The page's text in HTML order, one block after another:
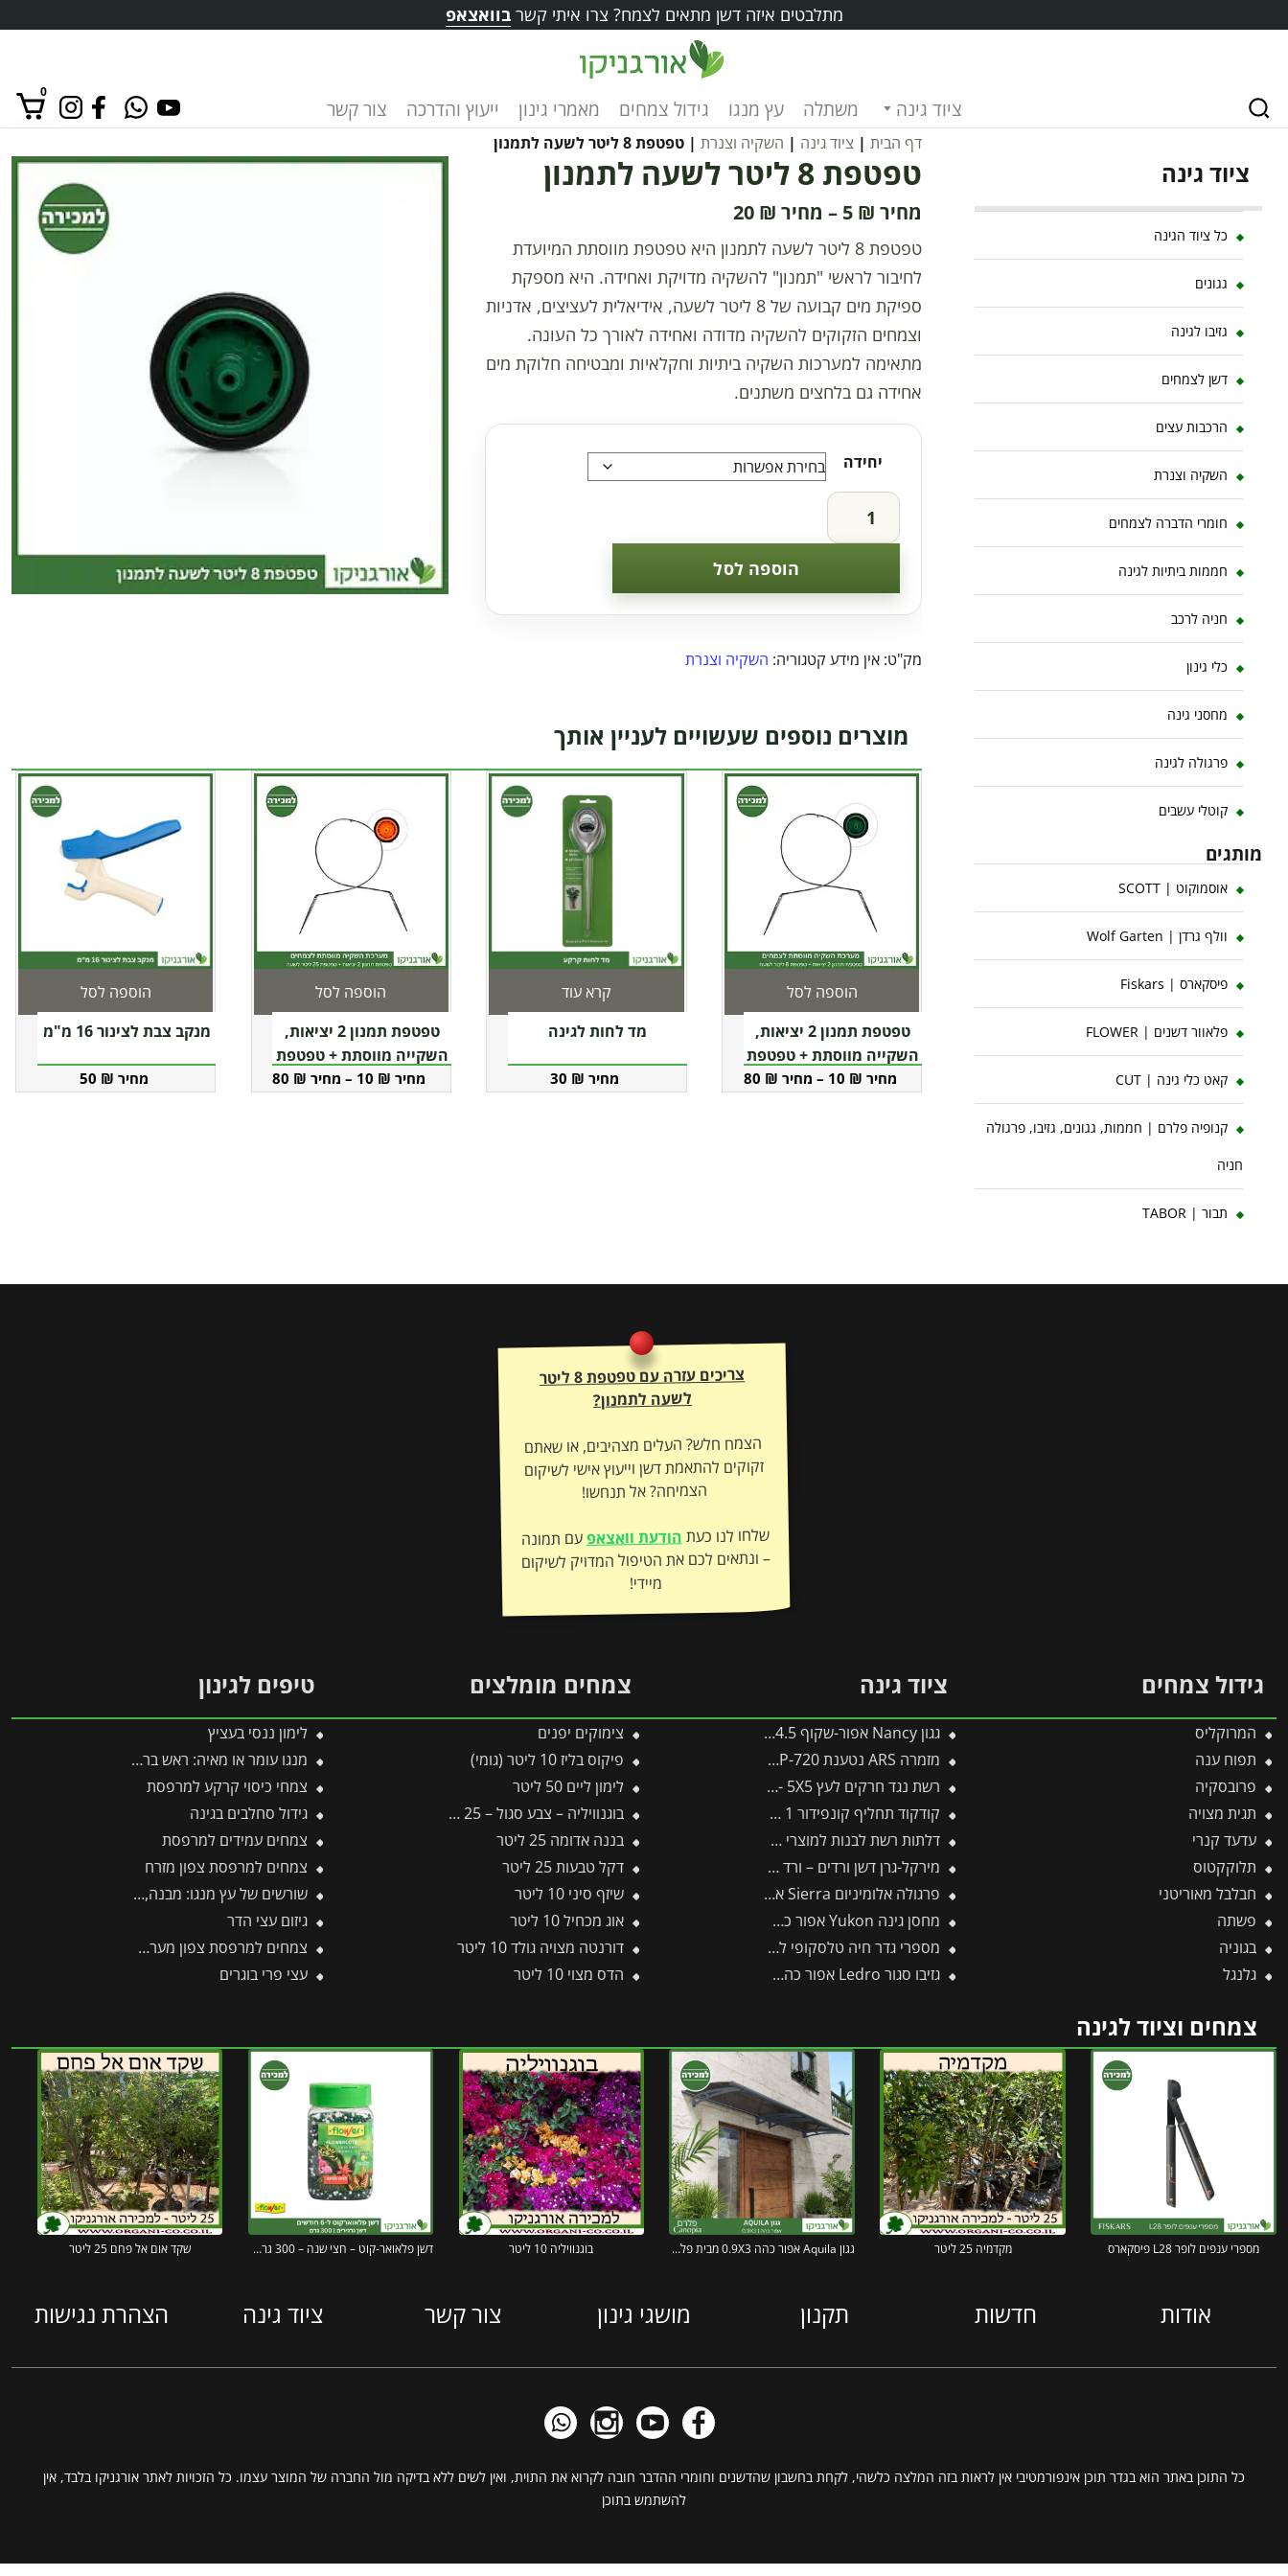
מתלבטים איזה דשן מתאים לצמח? צרו איתי קשרבוואצאפ
ציוד גינה משתלה עץ מנגו גידול צמחים מאמרי גינון ייעוץ והדרכה צור קשר
0
אין מוצרים בסל הקניות.
דף הבית| ציוד גינה | השקיה וצנרת| טפטפת 8 ליטר לשעה לתמנון
טפטפת 8 ליטר לשעה לתמנון
5 ₪
–
20 ₪
טפטפת 8 ליטר לשעה לתמנון היא טפטפת מווסתת המיועדת
לחיבור לראשי "תמנון" להשקיה מדויקת ואחידה. היא מספקת
ספיקת מים קבועה של 8 ליטר לשעה, אידיאלית לעציצים, אדניות
וצמחים הזקוקים להשקיה מדודה ואחידה לאורך כל העונה.
מתאימה למערכות השקיה ביתיות וחקלאיות ומבטיחה חלוקת מים
אחידה גם בלחצים משתנים.
יחידה
של
טפטפת
הוספה לסל
מק"ט: אין מידע קטגוריה: השקיה וצנרת
מוצרים נוספים שעשויים לעניין אותך
טפטפת תמנון 2 יציאות,
השקייה מווסתת + טפטפת
8 ליטר לשעה
10 ₪
–
80 ₪
הוספה לסל
למוצר
זה
מד לחות לגינה
30 ₪
קרא עוד
טפטפת תמנון 2 יציאות,
השקייה מווסתת + טפטפת
25 ליטר לשעה
10 ₪
–
80 ₪
הוספה לסל
למוצר
זה
מנקב צבת לצינור 16 מ"מ
50 ₪
הוספה לסל
ציוד גינה
כל ציוד הגינה
גגונים
גזיבו לגינה
דשן לצמחים
הרכבות עצים
השקיה וצנרת
חומרי הדברה לצמחים
חממות ביתיות לגינה
חניה לרכב
כלי גינון
מחסני גינה
פרגולה לגינה
קוטלי עשבים
מותגים
אוסמוקוט | SCOTT
וולף גרדן | Wolf Garten
פיסקארס | Fiskars
פלאוור דשנים | FLOWER
קאט כלי גינה | CUT
קנופיה פלרם | חממות, גגונים, גזיבו, פרגולה
חניה
תבור | TABOR
צריכים עזרה עם טפטפת 8 ליטר
לשעה לתמנון?
הצמח חלש? העלים מצהיבים, או שאתם
זקוקים להתאמת דשן וייעוץ אישי לשיקום
הצמיחה? אל תנחשו!
שלחו לנו כעתהודעת וואצאפעם תמונה
– ונתאים לכם את הטיפול המדויק לשיקום
מיידי!
גידול צמחים
המרוקליס
תפוח ענה
פרובסקיה
תגית מצויה
עדעד קנרי
תלוקקטוס
חבלבל מאוריטני
פשתה
בגוניה
גלנגל
ציוד גינה
גגון Nancy אפור-שקוף 0.9X4.5 עיצוב מודרני מבית פלרם – Canopia
מזמרה ARS נטענת V14.4 EP-720 -תבור
רשת נגד חרקים לעץ 5X5 -תבור
קודקוד תחליף קונפידור 1 ליטר (תפזול)
דלתות רשת לבנות למוצרי פלרם – Canopia
מירקל-גרן דשן ורדים – ורד – 18-24-16
פרגולה אלומיניום Sierra אפורה 3X7.4 מבית פלרם – Canopia
מחסן גינה Yukon אפור כהה 3.3X2.7 מבית פלרם – קנופיה
מספרי גדר חיה טלסקופי להב גלי 212-B -תבור
גזיבו סגור Ledro אפור כהה 3X3 מבית פלרם – Canopia
צמחים מומלצים
צימוקים יפנים
פיקוס בליז 10 ליטר (גומי)
לימון ליים 50 ליטר
בוגנוויליה – צבע סגול – 25 ליטר
בננה אדומה 25 ליטר
דקל טבעות 25 ליטר
שיזף סיני 10 ליטר
אוג מכחיל 10 ליטר
דורנטה מצויה גולד 10 ליטר
הדס מצוי 10 ליטר
טיפים לגינון
לימון ננסי בעציץ
מנגו עומר או מאיה: ראש בראש – מי מהם עדיף לגדל בגינה?
צמחי כיסוי קרקע למרפסת
גידול סחלבים בגינה
צמחים עמידים למרפסת
צמחים למרפסת צפון מזרח
שורשים של עץ מנגו: מבנה, עומק והסוד למערכת שורשים בריאה ויציבה
גיזום עצי הדר
צמחים למרפסת צפון מערבית
עצי פרי בוגרים
צמחים וציוד לגינה
מספרי ענפים לופר L28 פיסקארס מקדמיה 25 ליטר גגון Aquila אפור כהה 0.9X3 מבית פלרם – Canopia בוגנוויליה 10 ליטר דשן פלאואר-קוט – חצי שנה – 300 גרם – FLOWER שקד אום אל פחם 25 ליטר
אודות חדשות תקנון מושגי גינון צור קשר ציוד גינה הצהרת נגישות
כל התוכן באתר הוא בגדר תוכן אינפורמטיבי אין לראות בזה המלצה כלשהי, לקחת בחשבון שהדשנים וחומרי ההדבר חובה לקרוא את התוית, ואין לשים ללא בדיקה מול החברה של המוצר עצמו. כל הזכויות לאתר אורגניקו בלבד, אין
להשתמש בתוכן